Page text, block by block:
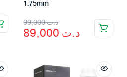
1.75mm
د.ت99,000
Original
price
د.ت
Current
price